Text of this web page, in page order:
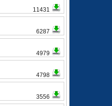
11431
6287
4979
4798
3556